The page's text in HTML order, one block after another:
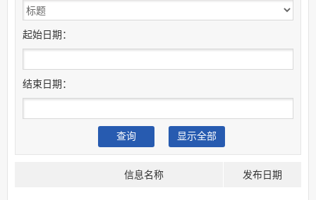
起始日期：
结束日期：
发布日期
信息名称